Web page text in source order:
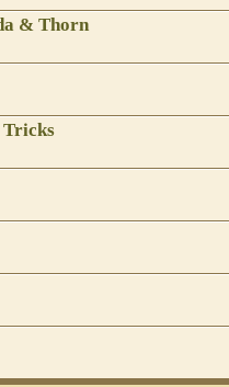
& Thorn
Tricks